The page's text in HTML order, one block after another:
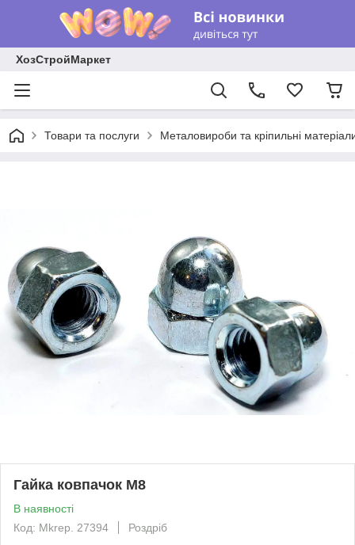
ХозСтройМаркет
Товари та послуги Металовироби та кріпильні
Гайка ковпачок М8
В наявності
Код: Mkrep. 27394
Роздріб